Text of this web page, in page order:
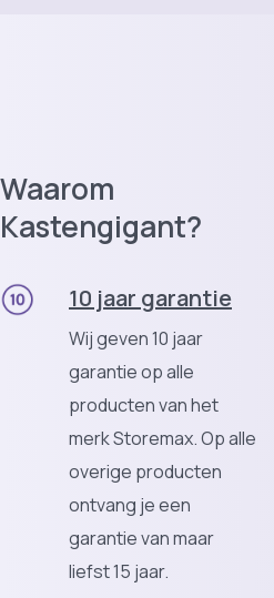
Waarom
Kastengigant?
10 jaar garantie
Wij geven 10 jaar
garantie op alle
producten van het
merk Storemax. Op alle
overige producten
ontvang je een
garantie van maar
liefst 15 jaar.